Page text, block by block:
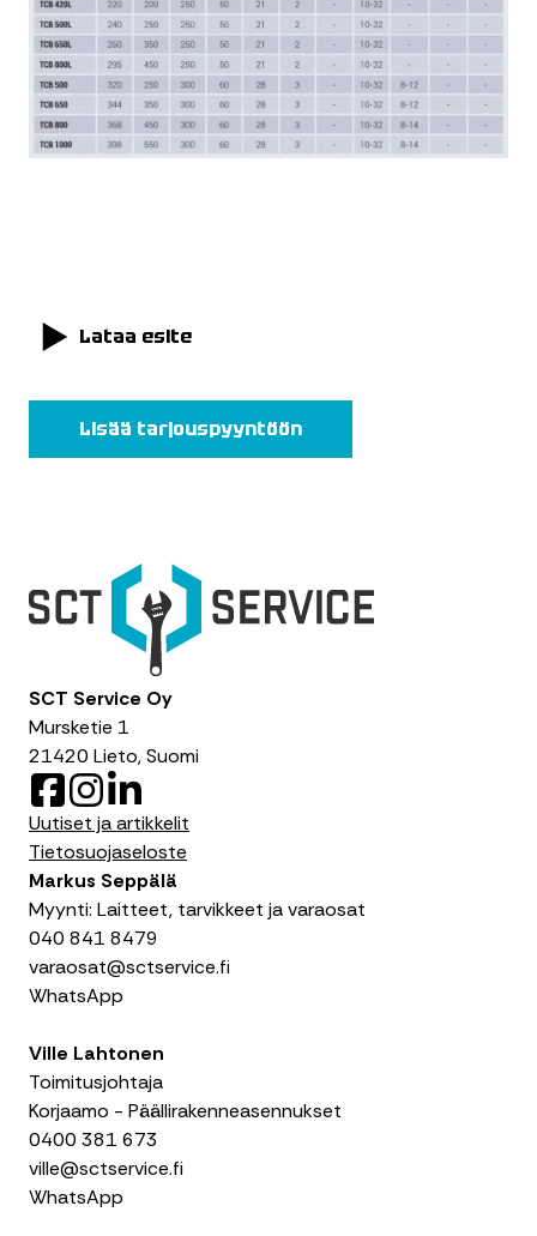
Lataa esite
Lisää tarjouspyyntöön
SCT Service Oy
Mursketie 1
21420 Lieto, Suomi
F
a
e
o
k
n
s
t
g
r
a
m
i
n
k
d
Uutiset ja artikkelit
Tietosuojaseloste
Markus Seppälä
Myynti: Laitteet, tarvikkeet ja varaosat
040 841 8479
varaosat@sctservice.fi
WhatsApp
Ville Lahtonen
Toimitusjohtaja
Korjaamo - Päällirakenneasennukset
0400 381 673
ville@sctservice.fi
WhatsApp